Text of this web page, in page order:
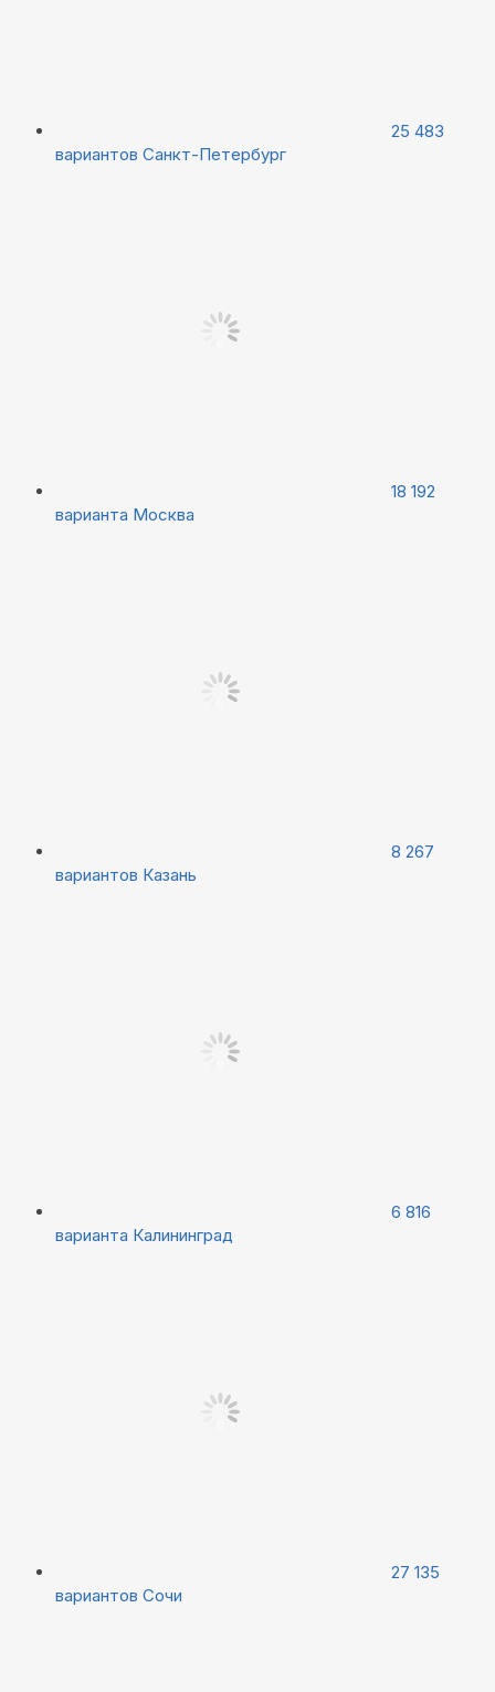
25 483
вариантов Санкт-Петербург
18 192
варианта Москва
8 267
вариантов Казань
6 816
варианта Калининград
27 135
вариантов Сочи